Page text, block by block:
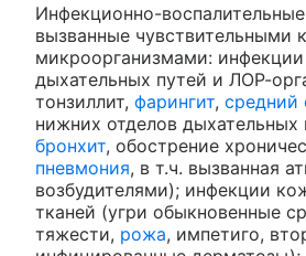
Инфекционно-
вызванные чувствительными
микроорганизмами:
дыхательных путей и ЛОР-
тонзиллит, фарингит, средний
нижних отделов дыхательных
бронхит, обострение
пневмония, в т.ч. вызванная
возбудителями); инфекции
тканей (угри обыкновенные
тяжести, рожа, импетиго,